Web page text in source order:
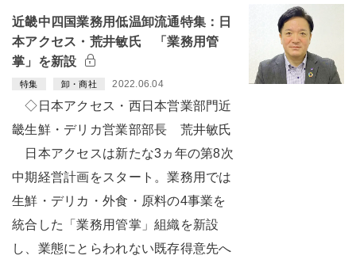
近畿中四国業務用低温卸流通特集：日
本アクセス・荒井敏氏 「業務用管
掌」を新設
特集 卸・商社 2022.06.04
◇日本アクセス・西日本営業部門近
畿生鮮・デリカ営業部部長 荒井敏氏
日本アクセスは新たな3ヵ年の第8次
中期経営計画をスタート。業務用では
生鮮・デリカ・外食・原料の4事業を
統合した「業務用管掌」組織を新設
し、業態にとらわれない既存得意先へ